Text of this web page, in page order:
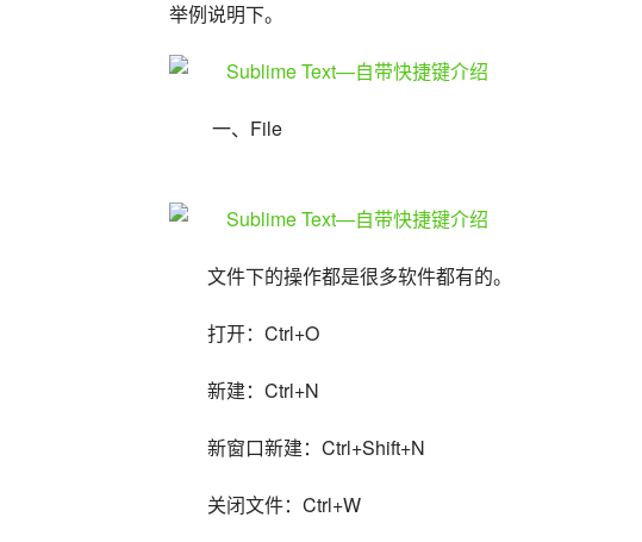
举例说明下。
一、File
文件下的操作都是很多软件都有的。
打开：Ctrl+O
新建：Ctrl+N
新窗口新建：Ctrl+Shift+N
关闭文件：Ctrl+W